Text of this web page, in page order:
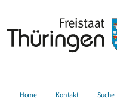
Home Kontakt Suche